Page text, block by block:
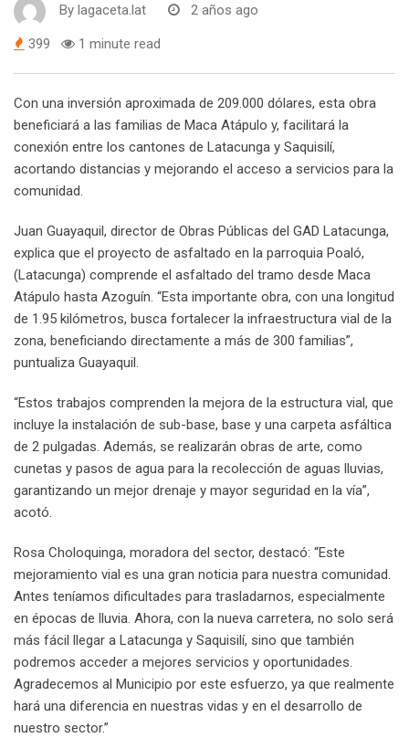
By lagaceta.lat 2 años ago
399 1 minute read
Con una inversión aproximada de 209.000 dólares, esta obra
beneficiará a las familias de Maca Atápulo y, facilitará la
conexión entre los cantones de Latacunga y Saquisilí,
acortando distancias y mejorando el acceso a servicios para la
comunidad.
Juan Guayaquil, director de Obras Públicas del GAD Latacunga,
explica que el proyecto de asfaltado en la parroquia Poaló,
(Latacunga) comprende el asfaltado del tramo desde Maca
Atápulo hasta Azoguín. “Esta importante obra, con una longitud
de 1.95 kilómetros, busca fortalecer la infraestructura vial de la
zona, beneficiando directamente a más de 300 familias”,
puntualiza Guayaquil.
“Estos trabajos comprenden la mejora de la estructura vial, que
incluye la instalación de sub-base, base y una carpeta asfáltica
de 2 pulgadas. Además, se realizarán obras de arte, como
cunetas y pasos de agua para la recolección de aguas lluvias,
garantizando un mejor drenaje y mayor seguridad en la vía”,
acotó.
Rosa Choloquinga, moradora del sector, destacó: “Este
mejoramiento vial es una gran noticia para nuestra comunidad.
Antes teníamos dificultades para trasladarnos, especialmente
en épocas de lluvia. Ahora, con la nueva carretera, no solo será
más fácil llegar a Latacunga y Saquisilí, sino que también
podremos acceder a mejores servicios y oportunidades.
Agradecemos al Municipio por este esfuerzo, ya que realmente
hará una diferencia en nuestras vidas y en el desarrollo de
nuestro sector.”